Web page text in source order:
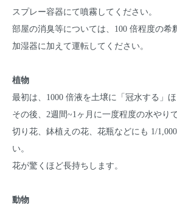
スプレー容器にて噴霧してください。
部屋の消臭等については、100 倍程度の希
加湿器に加えて運転してください。
植物
最初は、1000 倍液を土壌に「冠水する」ほ
その後、2週間~1ヶ月に一度程度の水やり
切り花、鉢植えの花、花瓶などにも 1/
い。
花が驚くほど長持ちします。
動物